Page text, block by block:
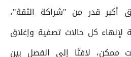
أكبر قدر من "شراكة الثقة"،
لإنهاء كل حالات تصفية وإغلاق
ممكن، لافتًا إلى الفصل بين